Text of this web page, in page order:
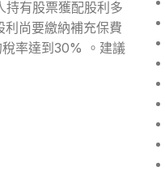
持有股票獲配股利多
尚要繳納補充保費
率達到30% 。建議